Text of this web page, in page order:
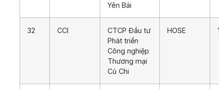
Yên Bái
32 CCI
CTCP Đầu tư
Phát triển
Công nghiệp
Thương mại
Củ Chi
HOSE